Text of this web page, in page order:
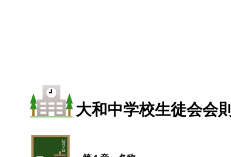
大和中学校生徒会会則